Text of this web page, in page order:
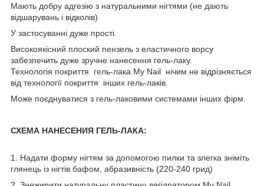
Мають добру адгезію з натуральними нігтями (не дають
відшарувань і відколів)
У застосуванні дуже прості.
Високоякісний плоский пензель з еластичного ворсу
забезпечить дуже зручне нанесення гель-лаку.
Технологія покриття гель-лака My Nail нічим не відрізняється
від технології покриття інших гель-лаків.
Може поєднуватися з гель-лаковими системами інших фірм.
СХЕМА НАНЕСЕНИЯ ГЕЛЬ-ЛАКА:
1. Надати форму нігтям за допомогою пилки та злегка зніміть
глянець із нігтів бафом, абразивність (220-240 грид)